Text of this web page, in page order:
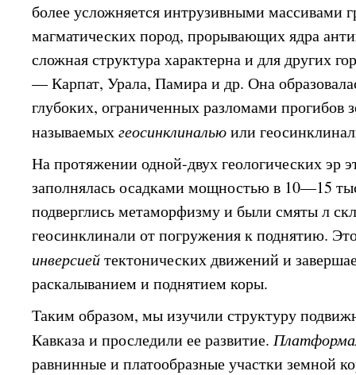
более усложняется интрузивными массивами
магматических пород, прорывающих ядра
сложная структура характерна и для других
— Карпат, Урала, Памира и др. Она
глубоких, ограниченных разломами прогибов
называемыхгеосинклинальюили
На протяжении одной-двух геологических эр
заполнялась осадками мощностью в 10—15
подверглись метаморфизму и были смяты л
геосинклинали от погружения к поднятию.
инверсиейтектонических движений и
раскалыванием и поднятием коры.
Таким образом, мы изучили структуру
Кавказа и проследили ее развитие.
равнинные и платообразные участки земной